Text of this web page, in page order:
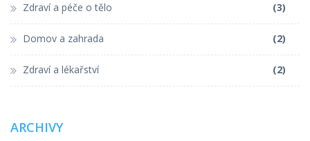
Zdraví a péče o tělo (3)
Domov a zahrada (2)
Zdraví a lékařství (2)
ARCHIVY